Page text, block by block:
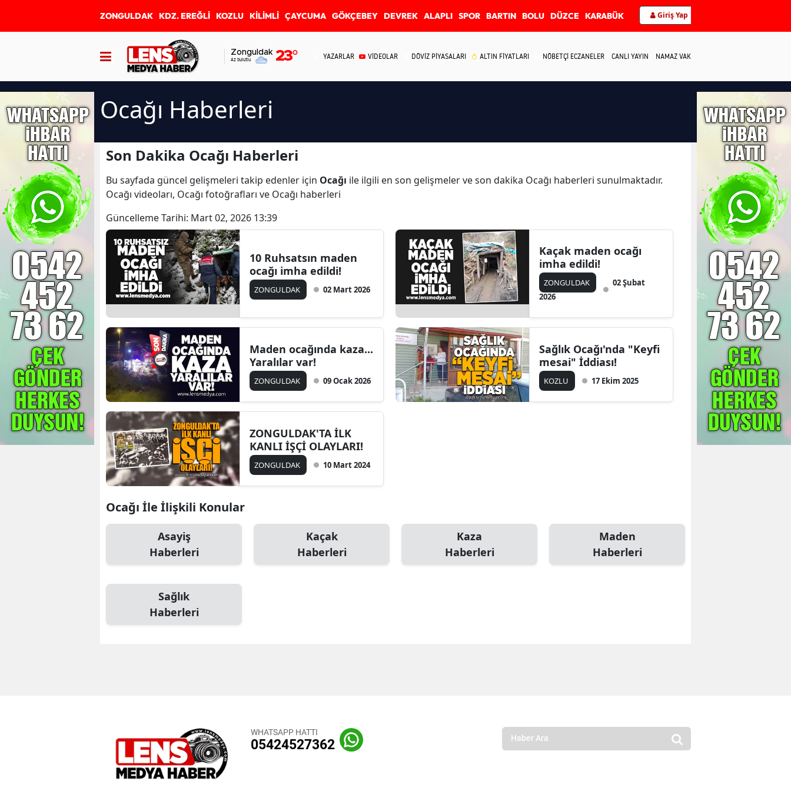
ZONGULDAK KDZ. EREĞLİ KOZLU KİLİMLİ ÇAYCUMA GÖKÇEBEY DEVREK ALAPLI SPOR BARTIN BOLU DÜZCE KARABÜK Giriş Yap
Zonguldak
Az bulutlu 23° YAZARLAR VİDEOLAR DÖVİZ PİYASALARI ALTIN FİYATLARI NÖBETÇİ ECZANELER CANLI YAYIN NAMAZ VAKİTLERİ
Ocağı Haberleri
Son Dakika Ocağı Haberleri
Bu sayfada güncel gelişmeleri takip edenler için Ocağı ile ilgili en son gelişmeler ve son dakika Ocağı haberleri sunulmaktadır.
Ocağı videoları, Ocağı fotoğrafları ve Ocağı haberleri
Güncelleme Tarihi: Mart 02, 2026 13:39
10 Ruhsatsın maden
ocağı imha edildi!
ZONGULDAK 02 Mart 2026
Kaçak maden ocağı
imha edildi!
ZONGULDAK
02 Şubat
2026
Maden ocağında kaza...
Yaralılar var!
ZONGULDAK 09 Ocak 2026
Sağlık Ocağı'nda "Keyfi
mesai" İddiası!
KOZLU 17 Ekim 2025
ZONGULDAK'TA İLK
KANLI İŞÇİ OLAYLARI!
ZONGULDAK 10 Mart 2024
Ocağı İle İlişkili Konular
Asayiş
Haberleri
Kaçak
Haberleri
Kaza
Haberleri
Maden
Haberleri
Sağlık
Haberleri
WHATSAPP HATTI
05424527362